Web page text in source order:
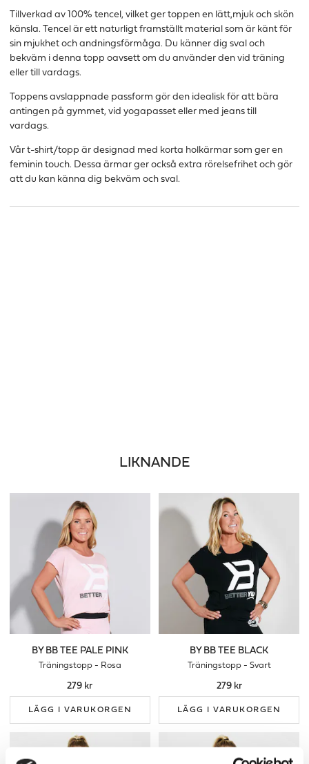
Tillverkad av 100% tencel, vilket ger toppen en lätt,mjuk och skön
känsla. Tencel är ett naturligt framställt material som är känt för
sin mjukhet och andningsförmåga. Du känner dig sval och
bekväm i denna topp oavsett om du använder den vid träning
eller till vardags.
Toppens avslappnade passform gör den idealisk för att bära
antingen på gymmet, vid yogapasset eller med jeans till
vardags.
Vår t-shirt/topp är designad med korta holkärmar som ger en
feminin touch. Dessa ärmar ger också extra rörelsefrihet och gör
att du kan känna dig bekväm och sval.
LIKNANDE
BY BB TEE PALE PINK
Träningstopp - Rosa
279 kr
LÄGG I VARUKORGEN
BY BB TEE BLACK
Träningstopp - Svart
279 kr
LÄGG I VARUKORGEN